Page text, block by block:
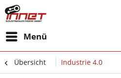
Menü
Übersicht Industrie 4.0